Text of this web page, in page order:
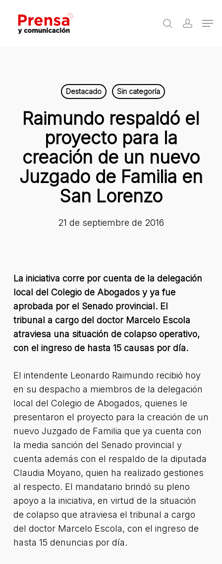
main
search
Destacado Sin categoría
Raimundo respaldó el
proyecto para la
creación de un nuevo
Juzgado de Familia en
San Lorenzo
21 de septiembre de 2016
La iniciativa corre por cuenta de la delegación
local del Colegio de Abogados y ya fue
aprobada por el Senado provincial. El
tribunal a cargo del doctor Marcelo Escola
atraviesa una situación de colapso operativo,
con el ingreso de hasta 15 causas por día.
El intendente Leonardo Raimundo recibió hoy
en su despacho a miembros de la delegación
local del Colegio de Abogados, quienes le
presentaron el proyecto para la creación de un
nuevo Juzgado de Familia que ya cuenta con
la media sanción del Senado provincial y
cuenta además con el respaldo de la diputada
Claudia Moyano, quien ha realizado gestiones
al respecto. El mandatario brindó su pleno
apoyo a la iniciativa, en virtud de la situación
de colapso que atraviesa el tribunal a cargo
del doctor Marcelo Escola, con el ingreso de
hasta 15 denuncias por día.